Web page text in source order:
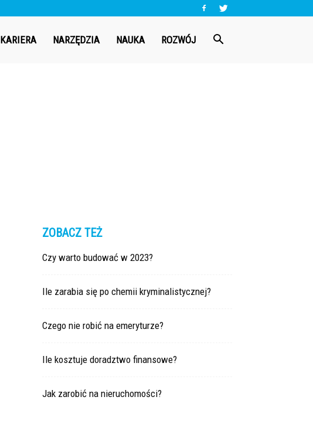
KARIERA NARZĘDZIA NAUKA ROZWÓJ
ZOBACZ TEŻ
Czy warto budować w 2023?
Ile zarabia się po chemii kryminalistycznej?
Czego nie robić na emeryturze?
Ile kosztuje doradztwo finansowe?
Jak zarobić na nieruchomości?